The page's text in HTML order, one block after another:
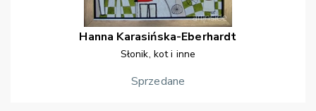
Hanna Karasińska-Eberhardt
Słonik, kot i inne
Sprzedane